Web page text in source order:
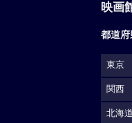
映画
都道
東京
関西
北海道